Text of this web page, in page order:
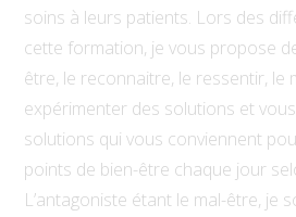
soins à leurs patients. Lors des
cette formation, je vous propose
être, le reconnaitre, le ressentir, le
expérimenter des solutions et
solutions qui vous conviennent
points de bien-être chaque jour
L’antagoniste étant le mal-être, je